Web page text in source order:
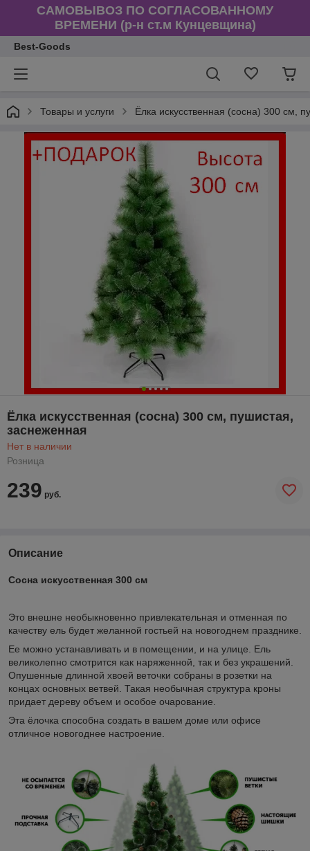
САМОВЫВОЗ ПО СОГЛАСОВАННОМУ
ВРЕМЕНИ (р-н ст.м Кунцевщина)
Best-Goods
Товары и услуги Ёлка искусственная (сосна) 300 см,
Ёлка искусственная (сосна) 300 см, пушистая,
заснеженная
Нет в наличии
Розница
239 руб.
Описание
Сосна искусственная 300 см
Это внешне необыкновенно привлекательная и отменная по
качеству ель будет желанной гостьей на новогоднем празднике.
Ее можно устанавливать и в помещении, и на улице. Ель
великолепно смотрится как наряженной, так и без украшений.
Опушенные длинной хвоей веточки собраны в розетки на
концах основных ветвей. Такая необычная структура кроны
придает дереву объем и особое очарование.
Эта ёлочка способна создать в вашем доме или офисе
отличное новогоднее настроение.